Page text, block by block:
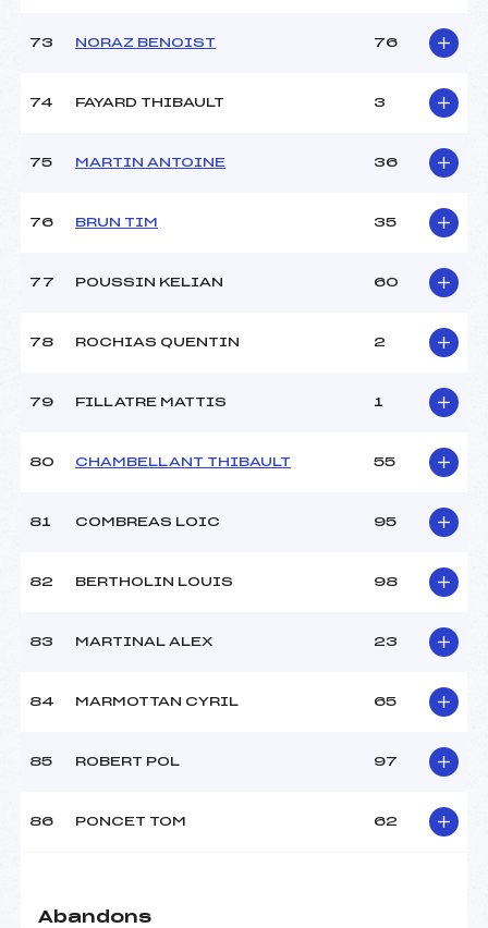
73 NORAZ BENOIST 76
74 FAYARD THIBAULT 3
75 MARTIN ANTOINE 36
76 BRUN TIM 35
77 POUSSIN KELIAN 60
78 ROCHIAS QUENTIN 2
79 FILLATRE MATTIS 1
80 CHAMBELLANT THIBAULT 55
81 COMBREAS LOIC 95
82 BERTHOLIN LOUIS 98
83 MARTINAL ALEX 23
84 MARMOTTAN CYRIL 65
85 ROBERT POL 97
86 PONCET TOM 62
Abandons